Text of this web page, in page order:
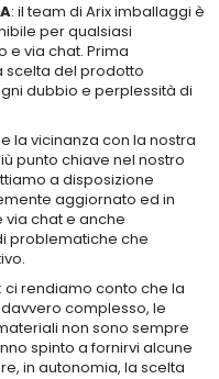
: il team di Arix imballaggi è
per qualsiasi
e via chat. Prima
scelta del prodotto
dubbio e perplessità di
la vicinanza con la nostra
punto chiave nel nostro
a disposizione
aggiornato ed in
via chat e anche
problematiche che
: ci rendiamo conto che la
complesso, le
non sono sempre
spinto a fornirvi alcune
in autonomia, la scelta